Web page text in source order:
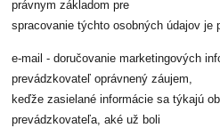
právnym základom pre
spracovanie týchto osobných údajov je
e-mail - doručovanie marketingových
prevádzkovateľ oprávnený záujem,
keďže zasielané informácie sa týkajú
prevádzkovateľa, aké už boli